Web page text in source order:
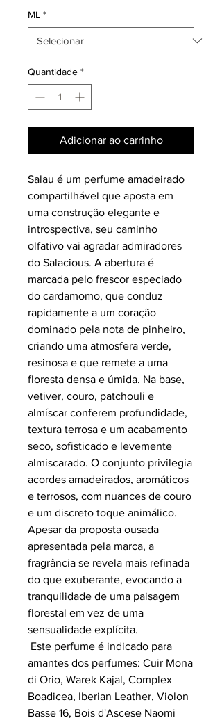
ML *
Quantidade *
Adicionar ao carrinho
Salau é um perfume amadeirado
compartilhável que aposta em
uma construção elegante e
introspectiva, seu caminho
olfativo vai agradar admiradores
do Salacious. A abertura é
marcada pelo frescor especiado
do cardamomo, que conduz
rapidamente a um coração
dominado pela nota de pinheiro,
criando uma atmosfera verde,
resinosa e que remete a uma
floresta densa e úmida. Na base,
vetiver, couro, patchouli e
almíscar conferem profundidade,
textura terrosa e um acabamento
seco, sofisticado e levemente
almiscarado. O conjunto privilegia
acordes amadeirados, aromáticos
e terrosos, com nuances de couro
e um discreto toque animálico.
Apesar da proposta ousada
apresentada pela marca, a
fragrância se revela mais refinada
do que exuberante, evocando a
tranquilidade de uma paisagem
florestal em vez de uma
sensualidade explícita.
Este perfume é indicado para
amantes dos perfumes: Cuir Mona
di Orio, Warek Kajal, Complex
Boadicea, Iberian Leather, Violon
Basse 16, Bois d'Ascese Naomi